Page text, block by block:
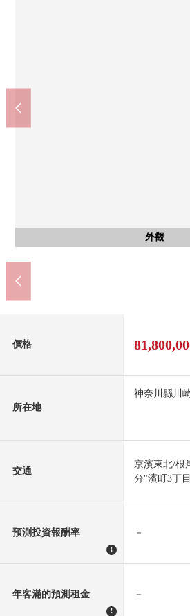
外觀
外觀
外觀
外觀
外觀
含有前面道路的
外觀
含有前面道路的
停車場
Mybasket鋼管通3丁目商
步行6分鐘。
HAC藥品大島店(約
步行7分鐘。
川崎渡田郵局(約
步行6分鐘。
醫療法人公司koukan會日本鋼
步行11分鐘。
川崎市立大島小學(約
步行4分鐘。
川崎市立臨港中學校(
步行4分鐘。
價格
所在地
神奈川縣川
交通
京濱東北/根
分"濱町3丁
預測投資報酬率
!
－
年客滿的預測租金
!
－